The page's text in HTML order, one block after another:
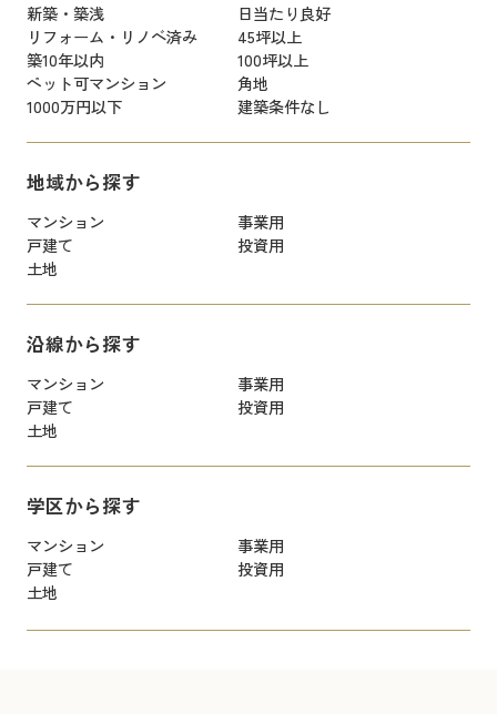
新築・築浅
日当たり良好
リフォーム・リノベ済み
45坪以上
築10年以内
100坪以上
ペット可マンション
角地
1000万円以下
建築条件なし
地域から探す
マンション
事業用
戸建て
投資用
土地
沿線から探す
マンション
事業用
戸建て
投資用
土地
学区から探す
マンション
事業用
戸建て
投資用
土地